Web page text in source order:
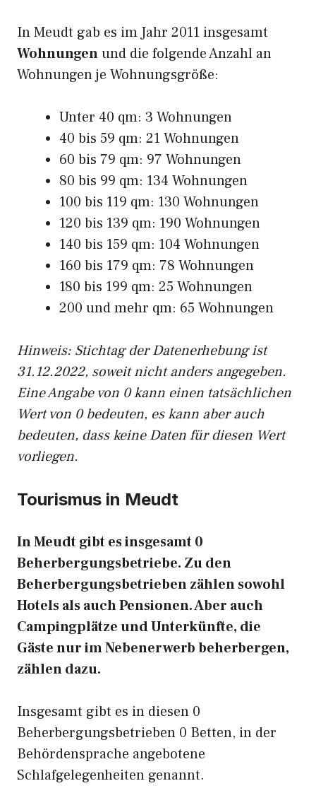
In Meudt gab es im Jahr 2011 insgesamt
Wohnungenund die folgende Anzahl an
Wohnungen je Wohnungsgröße:
Unter 40 qm: 3 Wohnungen
40 bis 59 qm: 21 Wohnungen
60 bis 79 qm: 97 Wohnungen
80 bis 99 qm: 134 Wohnungen
100 bis 119 qm: 130 Wohnungen
120 bis 139 qm: 190 Wohnungen
140 bis 159 qm: 104 Wohnungen
160 bis 179 qm: 78 Wohnungen
180 bis 199 qm: 25 Wohnungen
200 und mehr qm: 65 Wohnungen
Hinweis: Stichtag der Datenerhebung ist
31.12.2022, soweit nicht anders angegeben.
Eine Angabe von 0 kann einen tatsächlichen
Wert von 0 bedeuten, es kann aber auch
bedeuten, dass keine Daten für diesen Wert
vorliegen.
Tourismus in Meudt
In Meudt gibt es insgesamt 0
Beherbergungsbetriebe. Zu den
Beherbergungsbetrieben zählen sowohl
Hotels als auch Pensionen. Aber auch
Campingplätze und Unterkünfte, die
Gäste nur im Nebenerwerb beherbergen,
zählen dazu.
Insgesamt gibt es in diesen 0
Beherbergungsbetrieben 0 Betten, in der
Behördensprache angebotene
Schlafgelegenheiten genannt.